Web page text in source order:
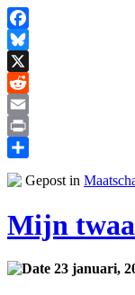
Facebook
Bluesky
X
Reddit
Email
Print
Delen
Gepost in
Mijn
23 januari,